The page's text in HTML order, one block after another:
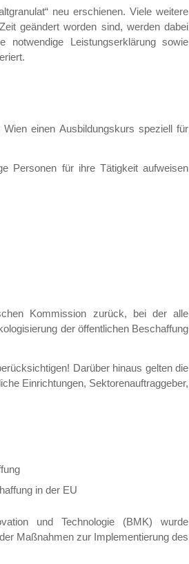
neu erschienen. Viele weitere
geändert worden sind, werden dabei
Leistungserklärung sowie
Wien einen Ausbildungskurs speziell für
Personen für ihre Tätigkeit aufweisen
Kommission zurück, bei der alle
der öffentlichen Beschaffung
Darüber hinaus gelten die
Einrichtungen, Sektorenauftraggeber,
in der EU
und Technologie (BMK) wurde
Maßnahmen zur Implementierung des